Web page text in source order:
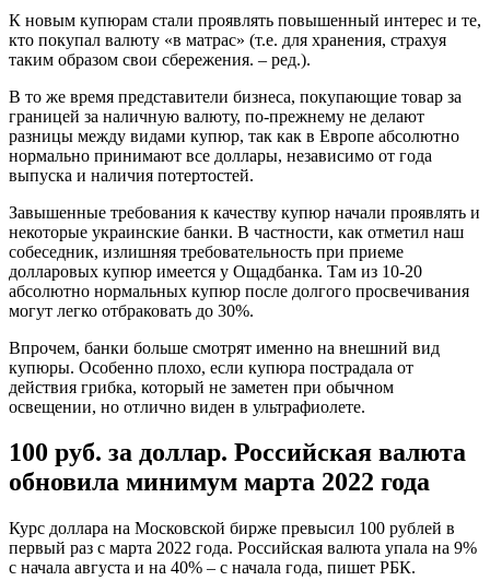
К новым купюрам стали проявлять повышенный интерес и те,
кто покупал валюту «в матрас» (т.е. для хранения, страхуя
таким образом свои сбережения. – ред.).
В то же время представители бизнеса, покупающие товар за
границей за наличную валюту, по-прежнему не делают
разницы между видами купюр, так как в Европе абсолютно
нормально принимают все доллары, независимо от года
выпуска и наличия потертостей.
Завышенные требования к качеству купюр начали проявлять и
некоторые украинские банки. В частности, как отметил наш
собеседник, излишняя требовательность при приеме
долларовых купюр имеется у Ощадбанка. Там из 10-20
абсолютно нормальных купюр после долгого просвечивания
могут легко отбраковать до 30%.
Впрочем, банки больше смотрят именно на внешний вид
купюры. Особенно плохо, если купюра пострадала от
действия грибка, который не заметен при обычном
освещении, но отлично виден в ультрафиолете.
100 руб. за доллар. Российская валюта
обновила минимум марта 2022 года
Курс доллара на Московской бирже превысил 100 рублей в
первый раз с марта 2022 года. Российская валюта упала на 9%
с начала августа и на 40% – с начала года, пишет РБК.